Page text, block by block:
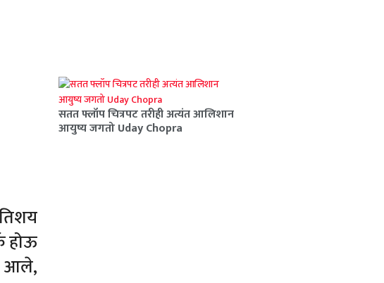
होऊ
आले,
सतत फ्लॉप चित्रपट तरीही अत्यंत आलिशान
आयुष्य जगतो Uday Chopra